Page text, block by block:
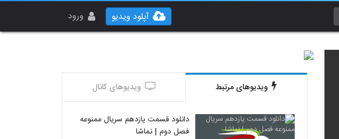
ورود آپلود ویدیو
ویدیوهای مرتبط ویدیوهای کانال
دانلود قسمت یازدهم سریال ممنوعه
فصل دوم | نماشا